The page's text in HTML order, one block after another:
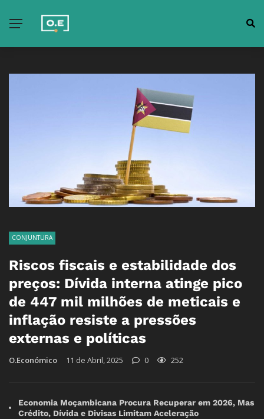
CONJUNTURA
Riscos fiscais e estabilidade dos
preços: Dívida interna atinge pico
de 447 mil milhões de meticais e
inflação resiste a pressões
externas e políticas
O.Económico 11 de Abril, 2025 0 252
Economia Moçambicana Procura Recuperar em 2026, Mas
Crédito, Dívida e Divisas Limitam Aceleração